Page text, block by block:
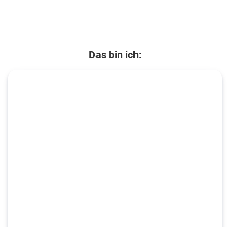
Das bin ich: